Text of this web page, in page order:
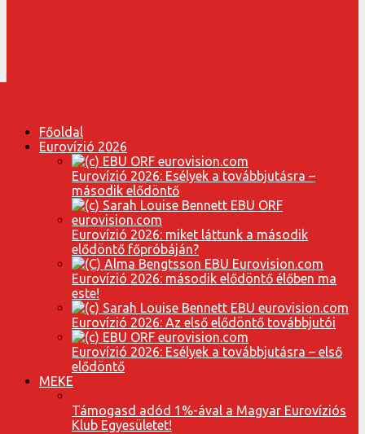
Főoldal
Eurovízió 2026
Eurovízió 2026: Esélyek a továbbjutásra –
második elődöntő
Eurovízió 2026: miket láttunk a második
elődöntő főpróbáján?
Eurovízió 2026: második elődöntő élőben ma
este!
Eurovízió 2026: Az első elődöntő továbbjutói
Eurovízió 2026: Esélyek a továbbjutásra – első
elődöntő
MEKE
Támogasd adód 1%-ával a Magyar Eurovíziós
Klub Egyesületet!